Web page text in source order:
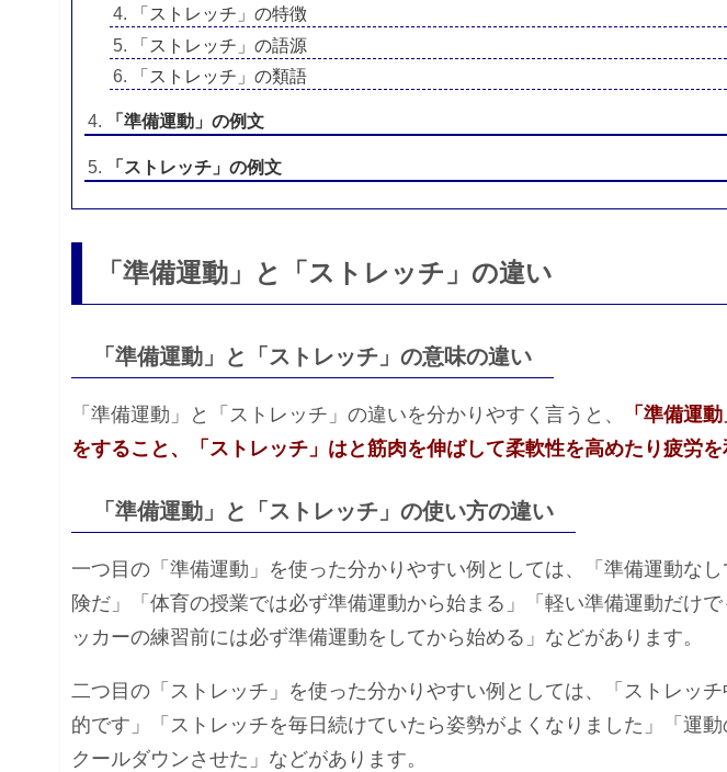
「ストレッチ」の特徴
「ストレッチ」の語源
「ストレッチ」の類語
「準備運動」の例文
「ストレッチ」の例文
「準備運動」と「ストレッチ」の違い
「準備運動」と「ストレッチ」の意味の違い
「準備運動」と「ストレッチ」の違いを分かりやすく言うと、
「準備運
をすること、「ストレッチ」はと筋肉を伸ばして柔軟性を高めたり疲労
「準備運動」と「ストレッチ」の使い方の違い
一つ目の「準備運動」を使った分かりやすい例としては、「準備運動な
険だ」「体育の授業では必ず準備運動から始まる」「軽い準備運動だけ
ッカーの練習前には必ず準備運動をしてから始める」などがあります。
二つ目の「ストレッチ」を使った分かりやすい例としては、「ストレッ
的です」「ストレッチを毎日続けていたら姿勢がよくなりました」「運
クールダウンさせた」などがあります。